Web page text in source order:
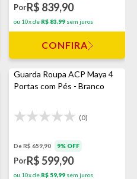
PorR$ 839,90
ou 10x de R$ 83,99 sem juros
CONFIRA
Guarda Roupa ACP Maya 4
Portas com Pés - Branco
(0)
De R$ 659,90 9% OFF
PorR$ 599,90
ou 10x de R$ 59,99 sem juros